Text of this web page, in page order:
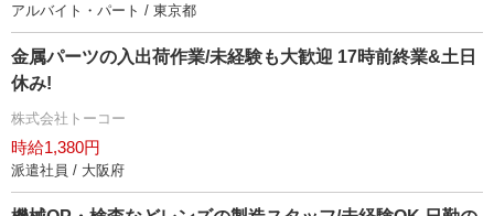
アルバイト・パート / 東京都
金属パーツの入出荷作業/未経験も大歓迎 17時前終業&土日
休み!
株式会社トーコー
時給1,380円
派遣社員 / 大阪府